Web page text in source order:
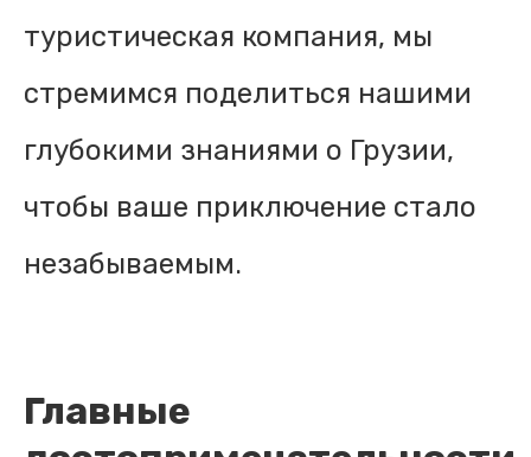
туристическая компания, мы
стремимся поделиться нашими
глубокими знаниями о Грузии,
чтобы ваше приключение стало
незабываемым.
Главные